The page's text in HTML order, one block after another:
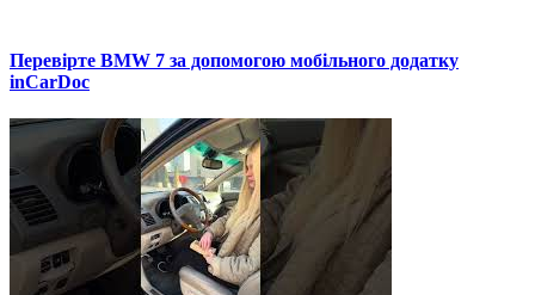
Перевірте BMW 7 за допомогою мобільного додатку
inCarDoc